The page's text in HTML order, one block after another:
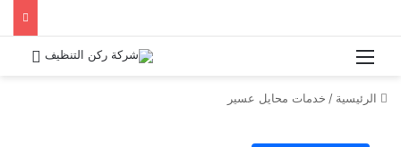
الرئيسية / خدمات محايل عسير